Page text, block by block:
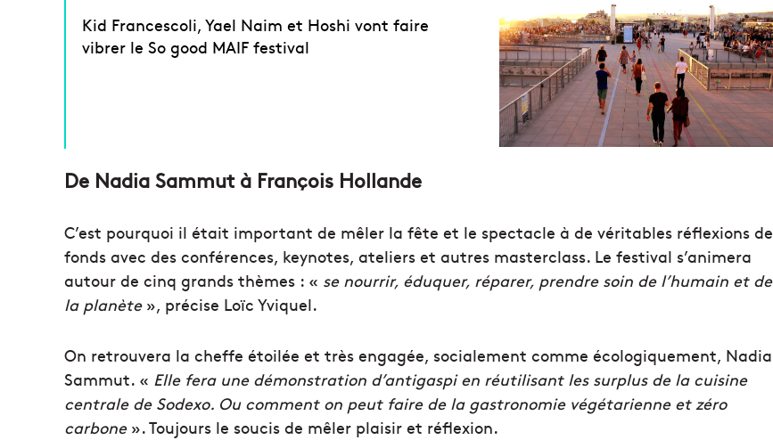
Kid Francescoli, Yael Naim et Hoshi vont faire
vibrer le So good MAIF festival
De Nadia Sammut à François Hollande
C’est pourquoi il était important de mêler la fête et le spectacle à de véritables réflexions de
fonds avec des conférences, keynotes, ateliers et autres masterclass. Le festival s’animera
autour de cinq grands thèmes : « se nourrir, éduquer, réparer, prendre soin de l’humain et de
la planète», précise Loïc Yviquel.
On retrouvera la cheffe étoilée et très engagée, socialement comme écologiquement, Nadia
Sammut. « Elle fera une démonstration d’antigaspi en réutilisant les surplus de la cuisine
centrale de Sodexo. Ou comment on peut faire de la gastronomie végétarienne et zéro
carbone». Toujours le soucis de mêler plaisir et réflexion.